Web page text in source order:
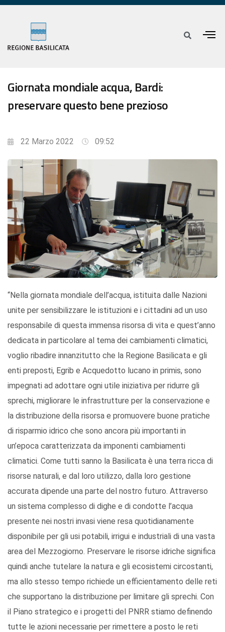
Giornata mondiale acqua, Bardi:
preservare questo bene prezioso
22 Marzo 2022 09:52
“Nella giornata mondiale dell’acqua, istituita dalle Nazioni
unite per sensibilizzare le istituzioni e i cittadini ad un uso
responsabile di questa immensa risorsa di vita e quest’anno
dedicata in particolare al tema dei cambiamenti climatici,
voglio ribadire innanzitutto che la Regione Basilicata e gli
enti preposti, Egrib e Acquedotto lucano in primis, sono
impegnati ad adottare ogni utile iniziativa per ridurre gli
sprechi, migliorare le infrastrutture per la conservazione e
la distribuzione della risorsa e promuovere buone pratiche
di risparmio idrico che sono ancora più importanti in
un’epoca caratterizzata da imponenti cambiamenti
climatici. Come tutti sanno la Basilicata è una terra ricca di
risorse naturali, e dal loro utilizzo, dalla loro gestione
accurata dipende una parte del nostro futuro. Attraverso
un sistema complesso di dighe e di condotte l’acqua
presente nei nostri invasi viene resa quotidianamente
disponibile per gli usi potabili, irrigui e industriali di una vasta
area del Mezzogiorno. Preservare le risorse idriche significa
quindi anche tutelare la natura e gli ecosistemi circostanti,
ma allo stesso tempo richiede un efficientamento delle reti
che supportano la distribuzione per limitare gli sprechi. Con
il Piano strategico e i progetti del PNRR stiamo definendo
tutte le azioni necessarie per rimettere a posto le reti